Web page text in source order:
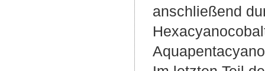
anschließend